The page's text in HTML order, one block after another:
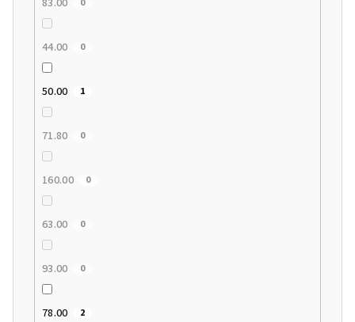
0
44.00 0
50.00 1
71.80 0
160.00 0
63.00 0
93.00 0
78.00 2